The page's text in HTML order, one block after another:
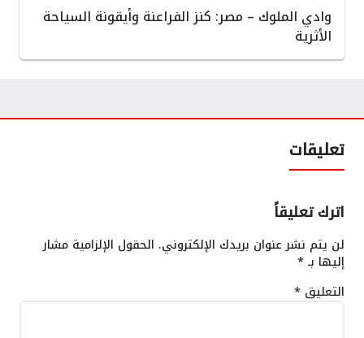
وادي الملوك – مصر: كنز الفراعنة وأيقونة السياحة
الأثرية
تعليقات
اترك تعليقاً
لن يتم نشر عنوان بريدك الإلكتروني. الحقول الإلزامية مشار
إليها بـ*
التعليق *